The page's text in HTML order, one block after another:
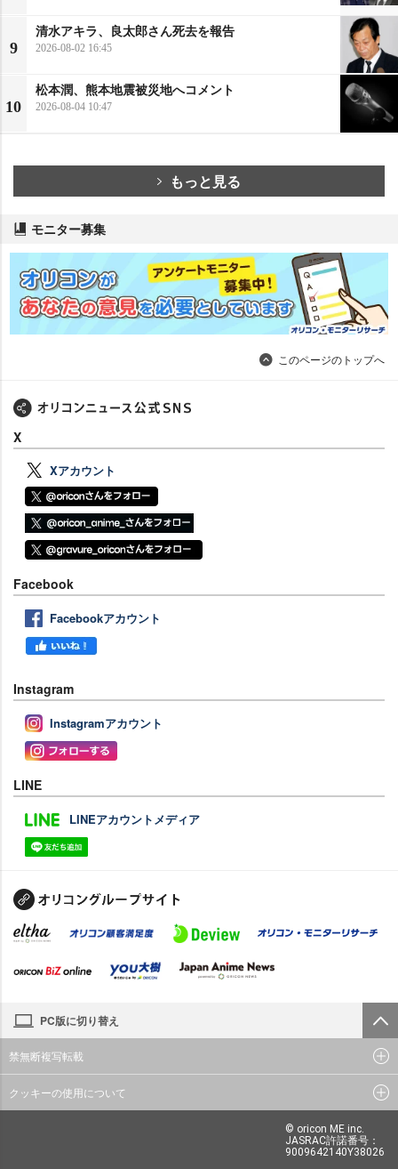
9
清水アキラ、良太郎さん死去を報告
2026-08-02 16:45
10
松本潤、熊本地震被災地へコメント
2026-08-04 10:47
もっと見る
モニター募集
このページのトップへ
X
Xアカウント
Facebook
Facebookアカウント
Instagram
Instagramアカウント
LINE
LINEアカウントメディア
PC版に切り替え
禁無断複写転載
クッキーの使用について
© oricon ME inc.
JASRAC許諾番号：
9009642140Y38026